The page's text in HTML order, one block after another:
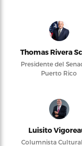
Thomas Rivera
Presidente del
Puerto Rico
Luisito
Columnista